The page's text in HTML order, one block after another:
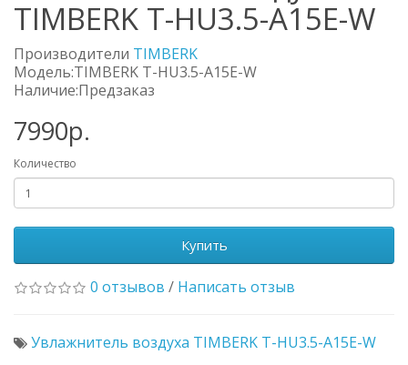
TIMBERK T-HU3.5-A15E-W
Производители TIMBERK
Модель:TIMBERK T-HU3.5-A15E-W
Наличие:Предзаказ
7990р.
Количество
Купить
0 отзывов / Написать отзыв
Увлажнитель воздуха TIMBERK T-HU3.5-A15E-W